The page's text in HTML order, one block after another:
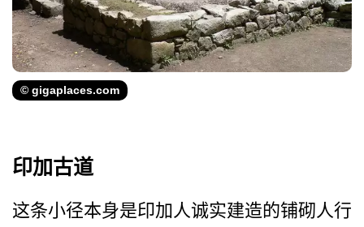
© gigaplaces.com
印加古道
这条小径本身是印加人诚实建­造的铺砌人行